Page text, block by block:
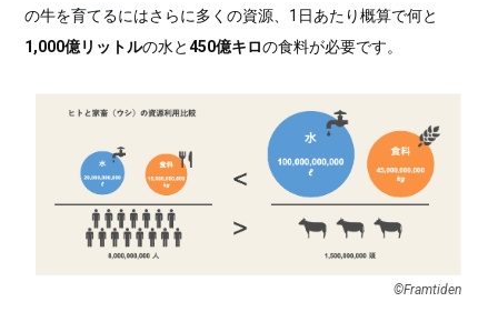
の牛を育てるにはさらに多くの資源、1日あたり概算で何と
1,000億リットルの水と450億キロの食料が必要です。
©︎Framtiden